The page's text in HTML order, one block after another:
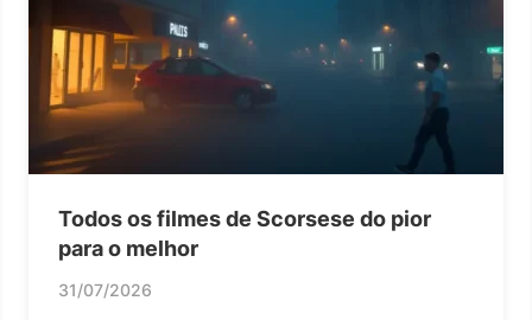
Todos os filmes de Scorsese do pior
para o melhor
31/07/2026